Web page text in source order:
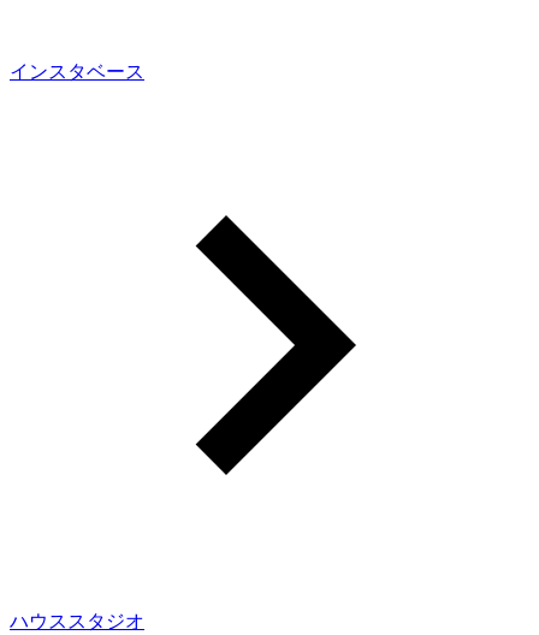
インスタベース
ハウススタジオ